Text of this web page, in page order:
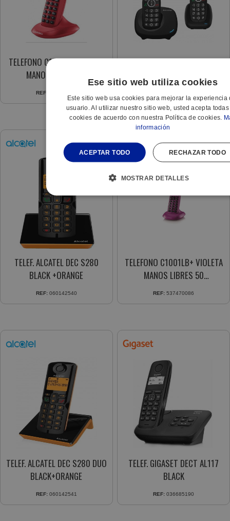
TELEFONO C1001LB+ CEREZA
MANOS LIBRES 50
CONTACTOS 10 MELODIAS
REF:
TELEF. ALCATEL DEC XL535
TELEF. ALCATEL DEC S280
BLACK +ORANGE
REF: 060142540
TELEFONO C1001LB+ VIOLETA
MANOS LIBRES 50
CONTACTOS 10 MELODIAS
REF: 537470086
TELEF. ALCATEL DEC S280 DUO
BLACK+ORANGE
REF: 060142541
TELEF. GIGASET DECT AL117
BLACK
REF: 036685190
Ese sitio web utiliza cookies
Este sitio web usa cookies para mejorar la experiencia
usuario. Al utilizar nuestro sitio web, usted acepta
cookies de acuerdo con nuestra Política de cookies.
información
ACEPTAR TODO RECHAZAR TODO
MOSTRAR DETALLES